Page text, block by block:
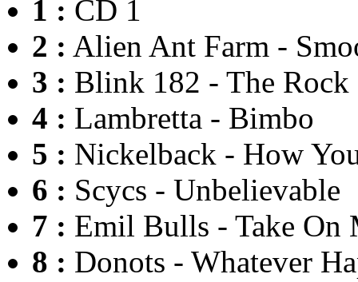
1 : CD 1
2 : Alien Ant Farm -
3 : Blink 182 - The
4 : Lambretta - Bimbo
5 : Nickelback - How
6 : Scycs - Unbelievable
7 : Emil Bulls - Take On
8 : Donots - Whatever